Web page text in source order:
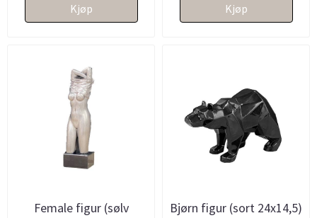
Kjøp Kjøp
Female figur (sølv
Bjørn figur (sort 24x14,5)